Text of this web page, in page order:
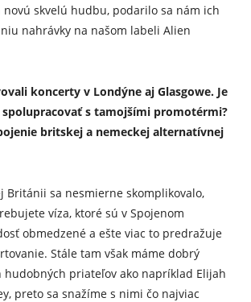
skvelú hudbu, podarilo sa nám ich
nahrávky na našom labeli Alien
koncerty v Londýne aj Glasgowe. Je
spolupracovať s tamojšími promotérmi?
britskej a nemeckej alternatívnej
Británii sa nesmierne skomplikovalo,
víza, ktoré sú v Spojenom
obmedzené a ešte viac to predražuje
Stále tam však máme dobrý
hudobných priateľov ako napríklad Elijah
preto sa snažíme s nimi čo najviac